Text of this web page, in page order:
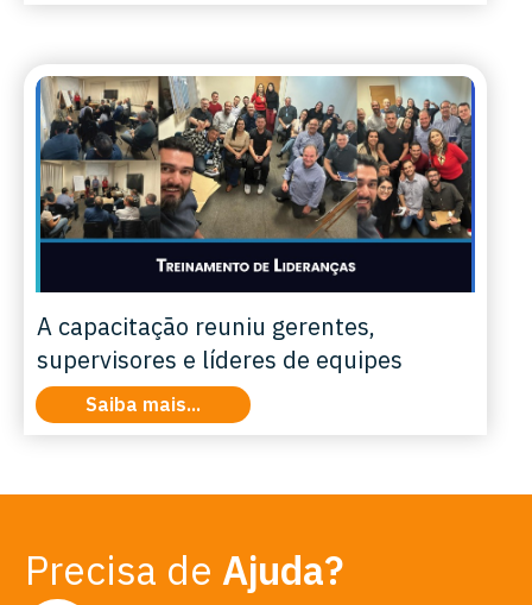
A capacitação reuniu gerentes,
supervisores e líderes de equipes
Saiba mais...
Precisa de Ajuda?